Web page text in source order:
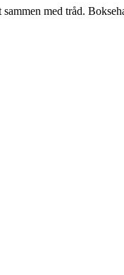
med tråd.